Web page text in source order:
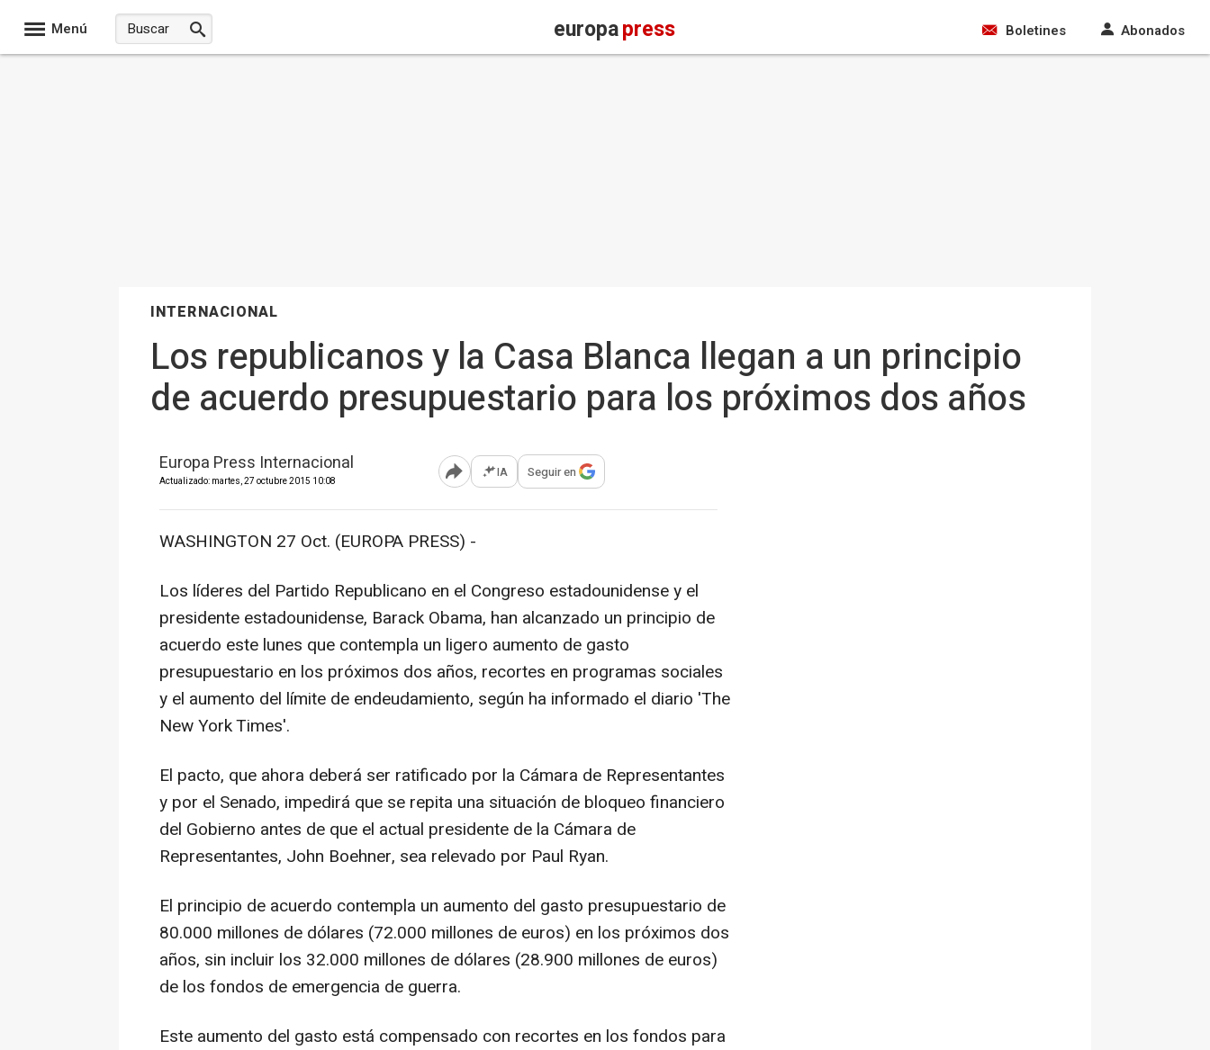
Menú europapress Boletines Abonados
INTERNACIONAL
Los republicanos y la Casa Blanca llegan a un principio
de acuerdo presupuestario para los próximos dos años
Europa Press Internacional
Actualizado: martes, 27 octubre 2015 10:08 Abrir opciones para compartir
IA Seguir en
WASHINGTON 27 Oct. (EUROPA PRESS) -
Los líderes del Partido Republicano en el Congreso estadounidense y el
presidente estadounidense, Barack Obama, han alcanzado un principio de
acuerdo este lunes que contempla un ligero aumento de gasto
presupuestario en los próximos dos años, recortes en programas sociales
y el aumento del límite de endeudamiento, según ha informado el diario 'The
New York Times'.
El pacto, que ahora deberá ser ratificado por la Cámara de Representantes
y por el Senado, impedirá que se repita una situación de bloqueo financiero
del Gobierno antes de que el actual presidente de la Cámara de
Representantes, John Boehner, sea relevado por Paul Ryan.
El principio de acuerdo contempla un aumento del gasto presupuestario de
80.000 millones de dólares (72.000 millones de euros) en los próximos dos
años, sin incluir los 32.000 millones de dólares (28.900 millones de euros)
de los fondos de emergencia de guerra.
Este aumento del gasto está compensado con recortes en los fondos para